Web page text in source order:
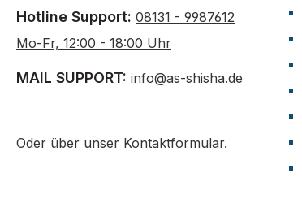
Hotline Support: 08131 - 9987612
Mo-Fr, 12:00 - 18:00 Uhr
MAIL SUPPORT: info@as-shisha.de
Oder über unser Kontaktformular.